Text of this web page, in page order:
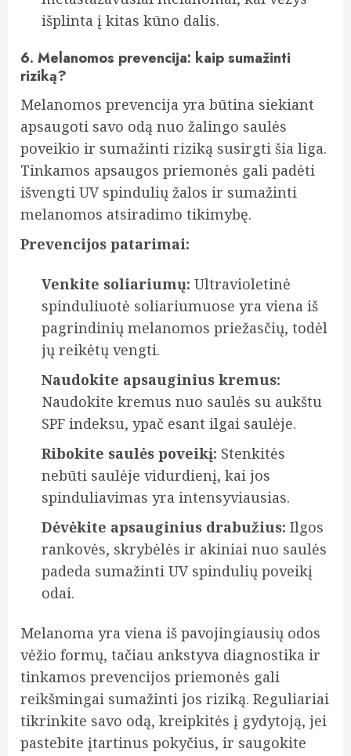
išplinta į kitas kūno dalis.
6. Melanomos prevencija: kaip sumažinti
riziką?
Melanomos prevencija yra būtina siekiant
apsaugoti savo odą nuo žalingo saulės
poveikio ir sumažinti riziką susirgti šia liga.
Tinkamos apsaugos priemonės gali padėti
išvengti UV spindulių žalos ir sumažinti
melanomos atsiradimo tikimybę.
Prevencijos patarimai:
Venkite soliariumų: Ultravioletinė
spinduliuotė soliariumuose yra viena iš
pagrindinių melanomos priežasčių, todėl
jų reikėtų vengti.
Naudokite apsauginius kremus:
Naudokite kremus nuo saulės su aukštu
SPF indeksu, ypač esant ilgai saulėje.
Ribokite saulės poveikį: Stenkitės
nebūti saulėje vidurdienį, kai jos
spinduliavimas yra intensyviausias.
Dėvėkite apsauginius drabužius: Ilgos
rankovės, skrybėlės ir akiniai nuo saulės
padeda sumažinti UV spindulių poveikį
odai.
Melanoma yra viena iš pavojingiausių odos
vėžio formų, tačiau ankstyva diagnostika ir
tinkamos prevencijos priemonės gali
reikšmingai sumažinti jos riziką. Reguliariai
tikrinkite savo odą, kreipkitės į gydytoją, jei
pastebite įtartinus pokyčius, ir saugokite